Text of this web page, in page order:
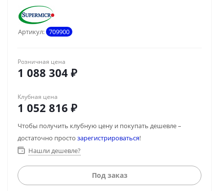
Артикул: 709900
Розничная цена
1 088 304 ₽
Клубная цена
1 052 816 ₽
Чтобы получить клубную цену и покупать дешевле –
достаточно просто зарегистрироваться!
Нашли дешевле?
Под заказ